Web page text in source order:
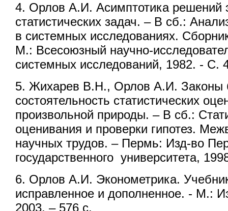
4. Орлов А.И. Асимптотика решений
статистических задач. – В сб.:
в системных исследованиях.
М.: Всесоюзный научно-
системных исследований, 1982. - С.
5. Жихарев В.Н., Орлов А.И. Законы
состоятельность статистических
произвольной природы. – В сб.:
оценивания и проверки гипотез.
научных трудов. – Пермь: Изд-во
государственного университета,
6. Орлов А.И. Эконометрика.
исправленное и дополненное. - М.:
2003. – 576 с.